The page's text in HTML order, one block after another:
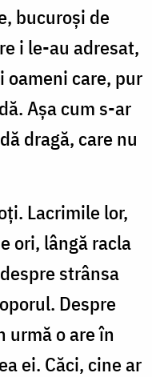
bucuroși de
i le-au adresat,
oameni care, pur
Așa cum s-ar
dragă, care nu
Lacrimile lor,
ori, lângă racla
strânsa
Despre
urmă o are în
ei. Căci, cine ar